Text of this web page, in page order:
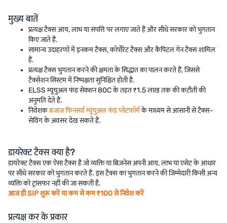
मुख्य बातें
प्रत्यक्ष टैक्स आय, लाभ या संपत्ति पर लगाए जाते हैं और सीधे सरकार को भुगतान
किए जाते हैं.
सामान्य उदाहरणों में इनकम टैक्स, कॉर्पोरेट टैक्स और कैपिटल गेन टैक्स शामिल
हैं.
प्रत्यक्ष टैक्स भुगतान करने की क्षमता के सिद्धांत का पालन करते हैं, जिससे
टैक्सेशन सिस्टम में निष्पक्षता सुनिश्चित होती है.
ELSS म्यूचुअल फंड सेक्शन 80C के तहत ₹1.5 लाख तक की कटौती की
अनुमति देते हैं.
निवेशकबजाज फिनसर्व म्यूचुअल फंड प्लेटफॉर्मके माध्यम से आसानी से टैक्स-
सेविंग के अवसर देख सकते हैं.
डायरेक्ट टैक्स क्या है?
डायरेक्ट टैक्स एक ऐसा टैक्स है जो व्यक्ति या बिज़नेस अपनी आय, लाभ या एसेट के आधार
पर सीधे सरकार को भुगतान करते हैं. इस टैक्स का भुगतान करने की जिम्मेदारी किसी अन्य
व्यक्ति को ट्रांसफर नहीं की जा सकती है.
आज ही SIP शुरू करें या कम से कम ₹100 से निवेश करें
प्रत्यक्ष कर के प्रकार